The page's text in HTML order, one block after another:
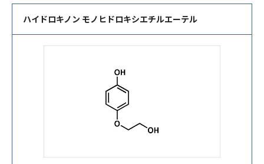
ハイドロキノン モノヒドロキシエチルエーテル